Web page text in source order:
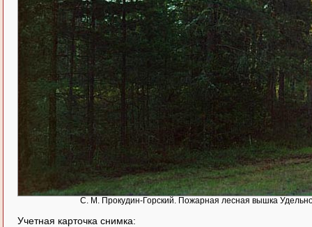
С. М. Прокудин-Горский. Пожарная лесная вышка
Учетная карточка снимка: